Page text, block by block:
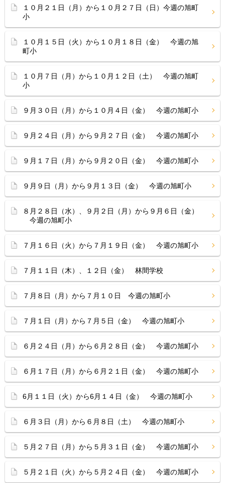
１０月２１日（月）から１０月２７日（日）今週の旭町
小
１０月１５日（火）から１０月１８日（金） 今週の旭
町小
１０月７日（月）から１０月１２日（土） 今週の旭町
小
９月３０日（月）から１０月４日（金） 今週の旭町小
９月２４日（月）から９月２７日（金） 今週の旭町小
９月１７日（月）から９月２０日（金） 今週の旭町小
９月９日（月）から９月１３日（金） 今週の旭町小
８月２８日（水）、９月２日（月）から９月６日（金）
今週の旭町小
７月１６日（火）から７月１９日（金） 今週の旭町小
７月１１日（木）、１２日（金） 林間学校
７月８日（月）から７月１０日 今週の旭町小
７月１日（月）から７月５日（金） 今週の旭町小
６月２４日（月）から６月２８日（金） 今週の旭町小
６月１７日（月）から６月２１日（金） 今週の旭町小
6月１１日（火）から6月１４日（金） 今週の旭町小
６月３日（月）から６月８日（土） 今週の旭町小
５月２７日（月）から５月３１日（金） 今週の旭町小
５月２１日（火）から５月２４日（金） 今週の旭町小